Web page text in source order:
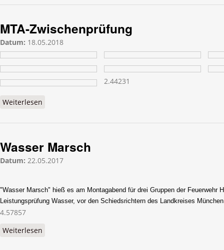
MTA-Zwischenprüfung
Datum: 18.05.2018
2.44231
Weiterlesen
Wasser Marsch
Datum: 22.05.2017
"Wasser Marsch" hieß es am Montagabend für drei Gruppen der Feuerwehr
Leistungsprüfung Wasser, vor den Schiedsrichtern des Landkreises
4.57857
Weiterlesen